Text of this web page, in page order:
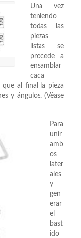
Una vez
teniendo
todas las
piezas
listas se
procede a
ensamblar
cada
que al final la pieza
y ángulos. (Véase
Para
unir
amb
os
later
ales
y
gen
erar
el
bast
ido